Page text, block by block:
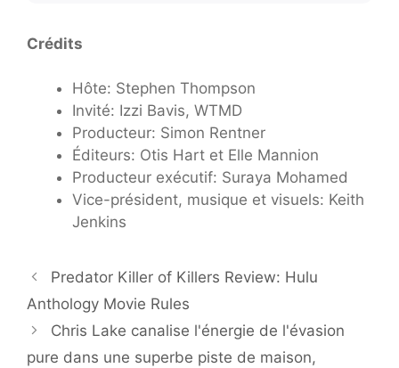
Crédits
Hôte: Stephen Thompson
Invité: Izzi Bavis, WTMD
Producteur: Simon Rentner
Éditeurs: Otis Hart et Elle Mannion
Producteur exécutif: Suraya Mohamed
Vice-président, musique et visuels: Keith
Jenkins
Predator Killer of Killers Review: Hulu
Anthology Movie Rules
Chris Lake canalise l'énergie de l'évasion
pure dans une superbe piste de maison,